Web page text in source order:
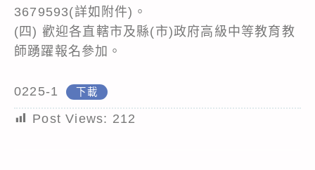
3679593(詳如附件)。
(四) 歡迎各直轄市及縣(市)政府高級中等教育教
師踴躍報名參加。
0225-1 下載
Post Views: 212